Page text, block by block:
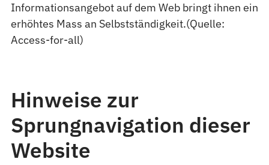
Informationsangebot auf dem Web bringt ihnen ein
erhöhtes Mass an Selbstständigkeit.(Quelle:
Access-for-all)
Hinweise zur
Sprungnavigation dieser
Website